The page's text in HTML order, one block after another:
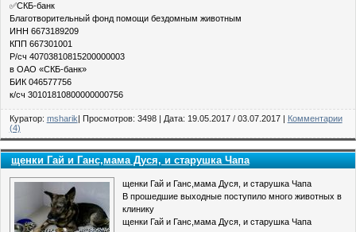
✅СКБ-банк
Благотворительный фонд помощи бездомным животным
ИНН 6673189209
КПП 667301001
Р/сч 40703810815200000003
в ОАО «СКБ-банк»
БИК 046577756
к/сч 30101810800000000756
Куратор: msharik| Просмотров: 3498 | Дата: 19.05.2017 / 03.07.2017|
Комментарии
(4)
щенки Гай и Ганс,мама Дуся, и старушка Чапа
щенки Гай и Ганс,мама Дуся, и старушка Чапа
В прошедшие выходные поступило много животных в
клинику
щенки Гай и Ганс,мама Дуся, и старушка Чапа